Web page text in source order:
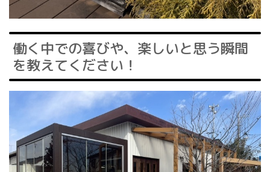
働く中での喜びや、楽しいと思う瞬間
を教えてください！